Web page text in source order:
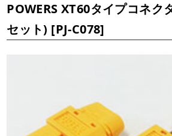
POWERS XT60タイプコネク
セット) [PJ-C078]